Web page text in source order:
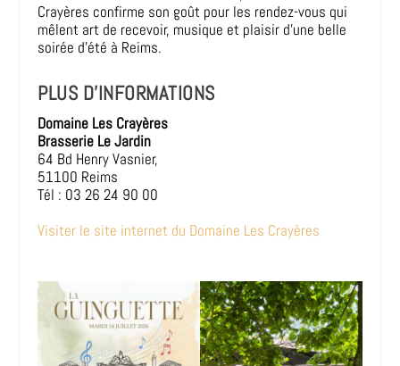
Crayères confirme son goût pour les rendez-vous qui
mêlent art de recevoir, musique et plaisir d’une belle
soirée d’été à Reims.
PLUS D’INFORMATIONS
Domaine Les Crayères
Brasserie Le Jardin
64 Bd Henry Vasnier,
51100 Reims
Tél : 03 26 24 90 00
Visiter le site internet du Domaine Les Crayères